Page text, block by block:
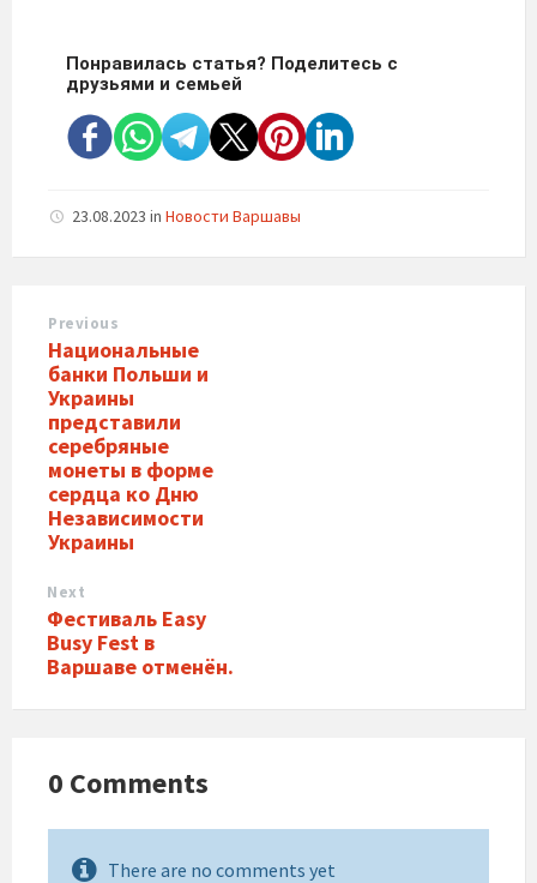
Понравилась статья? Поделитесь с
друзьями и семьей
23.08.2023 in Новости Варшавы
Previous
Национальные
банки Польши и
Украины
представили
серебряные
монеты в форме
сердца ко Дню
Независимости
Украины
Next
Фестиваль Easy
Busy Fest в
Варшаве отменён.
0 Comments
There are no comments yet